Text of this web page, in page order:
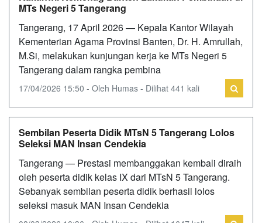
MTs Negeri 5 Tangerang
Tangerang, 17 April 2026 — Kepala Kantor Wilayah
Kementerian Agama Provinsi Banten, Dr. H. Amrullah,
M.Si, melakukan kunjungan kerja ke MTs Negeri 5
Tangerang dalam rangka pembina
17/04/2026 15:50 - Oleh Humas - Dilihat 441 kali
Sembilan Peserta Didik MTsN 5 Tangerang Lolos
Seleksi MAN Insan Cendekia
Tangerang — Prestasi membanggakan kembali diraih
oleh peserta didik kelas IX dari MTsN 5 Tangerang.
Sebanyak sembilan peserta didik berhasil lolos
seleksi masuk MAN Insan Cendekia